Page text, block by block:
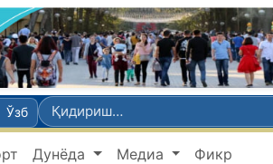
Ўзб
Дунёда Медиа Фикр